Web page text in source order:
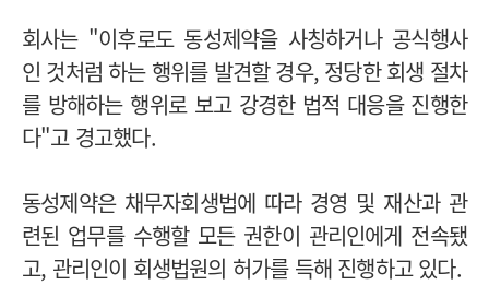
회사는 "이후로도 동성제약을 사칭하거나 공식행사
인 것처럼 하는 행위를 발견할 경우, 정당한 회생 절차
를 방해하는 행위로 보고 강경한 법적 대응을 진행한
다"고 경고했다.
동성제약은 채무자회생법에 따라 경영 및 재산과 관
련된 업무를 수행할 모든 권한이 관리인에게 전속됐
고, 관리인이 회생법원의 허가를 득해 진행하고 있다.